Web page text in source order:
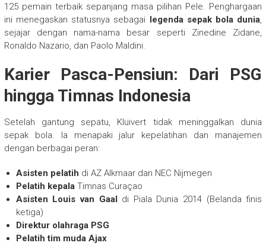
125 pemain terbaik sepanjang masa pilihan Pele. Penghargaan
ini menegaskan statusnya sebagai legenda sepak bola dunia,
sejajar dengan nama-nama besar seperti Zinedine Zidane,
Ronaldo Nazario, dan Paolo Maldini.
Karier Pasca-Pensiun: Dari PSG
hingga Timnas Indonesia
Setelah gantung sepatu, Kluivert tidak meninggalkan dunia
sepak bola. Ia menapaki jalur kepelatihan dan manajemen
dengan berbagai peran:
Asisten pelatih di AZ Alkmaar dan NEC Nijmegen
Pelatih kepalaTimnas Curaçao
Asisten Louis van Gaal di Piala Dunia 2014 (Belanda finis
ketiga)
Direktur olahraga PSG
Pelatih tim muda Ajax